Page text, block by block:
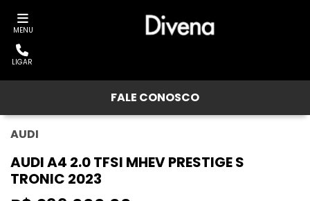
MENU
LIGAR
FALE CONOSCO
AUDI
AUDI A4 2.0 TFSI MHEV PRESTIGE S
TRONIC 2023